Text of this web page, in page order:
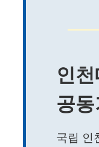
인
공
국립 인